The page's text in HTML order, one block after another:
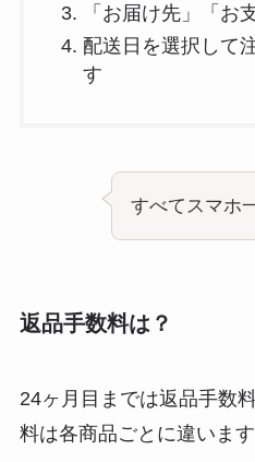
「お届け先」「お
配送日を選択して
す
すべてスマホ
返品手数料は？
24ヶ月目までは返品手数
料は各商品ごとに違います